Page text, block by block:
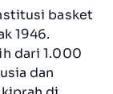
basket
1946.
dari 1.000
dan